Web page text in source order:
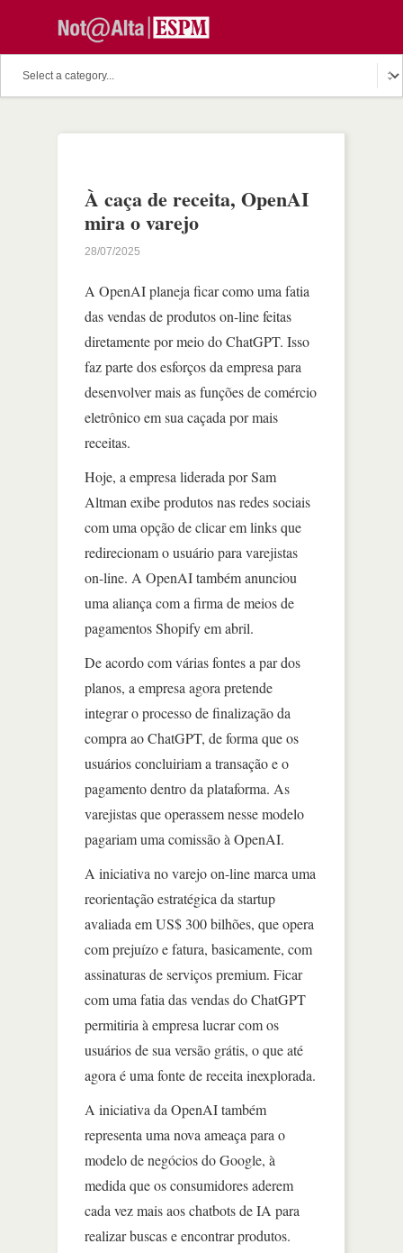
À caça de receita, OpenAI
mira o varejo
28/07/2025
A OpenAI planeja ficar como uma fatia
das vendas de produtos on-line feitas
diretamente por meio do ChatGPT. Isso
faz parte dos esforços da empresa para
desenvolver mais as funções de comércio
eletrônico em sua caçada por mais
receitas.
Hoje, a empresa liderada por Sam
Altman exibe produtos nas redes sociais
com uma opção de clicar em links que
redirecionam o usuário para varejistas
on-line. A OpenAI também anunciou
uma aliança com a firma de meios de
pagamentos Shopify em abril.
De acordo com várias fontes a par dos
planos, a empresa agora pretende
integrar o processo de finalização da
compra ao ChatGPT, de forma que os
usuários concluiriam a transação e o
pagamento dentro da plataforma. As
varejistas que operassem nesse modelo
pagariam uma comissão à OpenAI.
A iniciativa no varejo on-line marca uma
reorientação estratégica da startup
avaliada em US$ 300 bilhões, que opera
com prejuízo e fatura, basicamente, com
assinaturas de serviços premium. Ficar
com uma fatia das vendas do ChatGPT
permitiria à empresa lucrar com os
usuários de sua versão grátis, o que até
agora é uma fonte de receita inexplorada.
A iniciativa da OpenAI também
representa uma nova ameaça para o
modelo de negócios do Google, à
medida que os consumidores aderem
cada vez mais aos chatbots de IA para
realizar buscas e encontrar produtos.